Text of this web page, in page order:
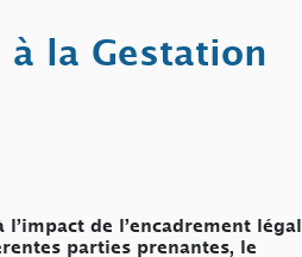
la Gestation
de l’encadrement légal
parties prenantes, le